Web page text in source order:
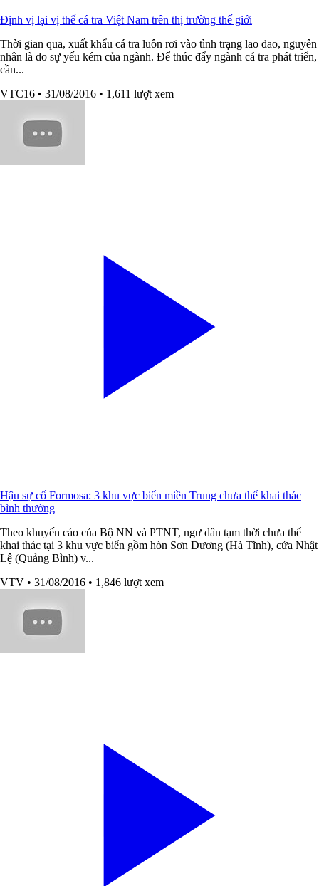
Định vị lại vị thế cá tra Việt Nam trên thị trường thế giới
Thời gian qua, xuất khẩu cá tra luôn rơi vào tình trạng lao đao, nguyên
nhân là do sự yếu kém của ngành. Để thúc đẩy ngành cá tra phát triển,
cần...
VTC16 • 31/08/2016 • 1,611 lượt xem
Hậu sự cố Formosa: 3 khu vực biển miền Trung chưa thể khai thác
bình thường
Theo khuyến cáo của Bộ NN và PTNT, ngư dân tạm thời chưa thể
khai thác tại 3 khu vực biển gồm hòn Sơn Dương (Hà Tĩnh), cửa Nhật
Lệ (Quảng Bình) v...
VTV • 31/08/2016 • 1,846 lượt xem